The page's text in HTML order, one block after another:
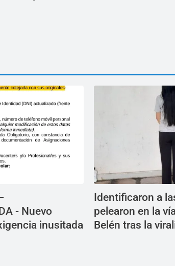
- Nuevo
inusitada
Identificaron a
pelearon en la
Belén tras la